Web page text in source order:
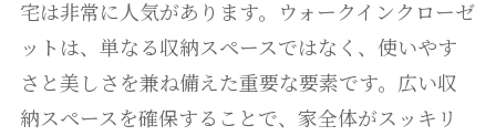
宅は非常に人気があります。ウォークインクローゼ
ットは、単なる収納スペースではなく、使いやす
さと美しさを兼ね備えた重要な要素です。広い収
納スペースを確保することで、家全体がスッキリ